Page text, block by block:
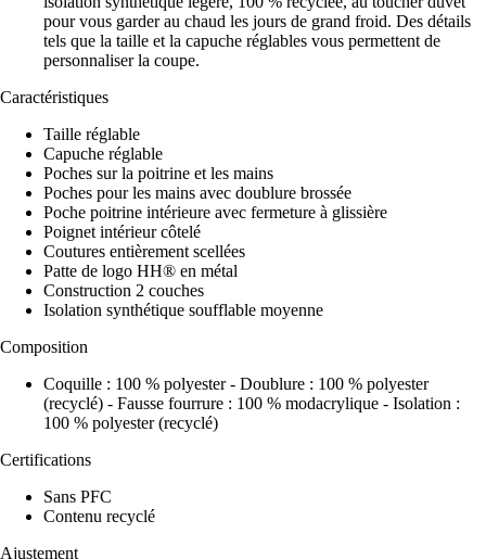
pour vous garder au chaud les jours de grand froid. Des détails
tels que la taille et la capuche réglables vous permettent de
personnaliser la coupe.
Caractéristiques
Taille réglable
Capuche réglable
Poches sur la poitrine et les mains
Poches pour les mains avec doublure brossée
Poche poitrine intérieure avec fermeture à glissière
Poignet intérieur côtelé
Coutures entièrement scellées
Patte de logo HH® en métal
Construction 2 couches
Isolation synthétique soufflable moyenne
Composition
Coquille : 100 % polyester - Doublure : 100 % polyester
(recyclé) - Fausse fourrure : 100 % modacrylique - Isolation :
100 % polyester (recyclé)
Certifications
Sans PFC
Contenu recyclé
Ajustement